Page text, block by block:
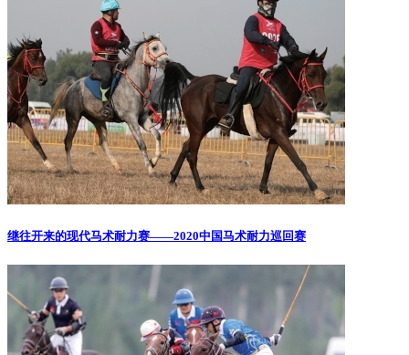
继往开来的现代马术耐力赛——2020中国马术耐力巡回赛